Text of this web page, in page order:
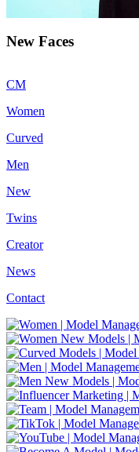
New Faces
CM
Women
Curved
Men
New
Twins
Creator
News
Contact